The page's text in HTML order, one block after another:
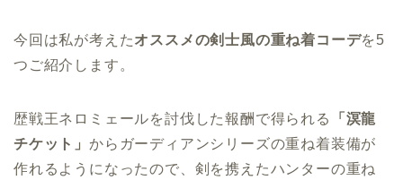
今回は私が考えたオススメの剣士風の重ね着コーデを5
つご紹介します。
歴戦王ネロミェールを討伐した報酬で得られる
「溟龍
チケット」 からガーディアンシリーズの重ね着装備が
作れるようになったので、剣を携えたハンターの重ね